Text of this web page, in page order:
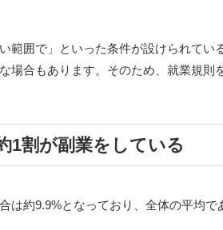
範囲で」といった条件が設けられてい
場合もあります。そのため、就業規則
1割が副業をしている
は約9.9%となっており、全体の平均